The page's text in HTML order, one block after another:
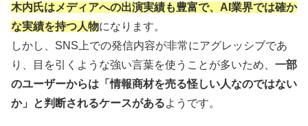
木内氏はメディアへの出演実績も豊富で、AI業界では確か
な実績を持つ人物になります。
しかし、SNS上での発信内容が非常にアグレッシブであ
り、目を引くような強い言葉を使うことが多いため、 一部
のユーザーからは「情報商材を売る怪しい人なのではない
か」と判断されるケースがあるようです。